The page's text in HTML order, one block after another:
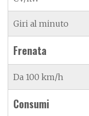
Giri al minuto
Frenata
Da 100 km/h
Consumi